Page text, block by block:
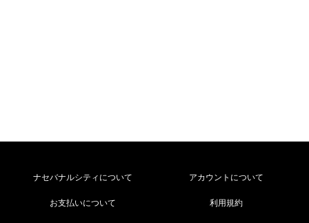
ナセバナルシティについて アカウントについて
お支払いについて 利用規約